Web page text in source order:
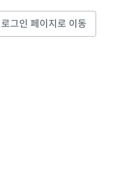
로그인 페이지로 이동